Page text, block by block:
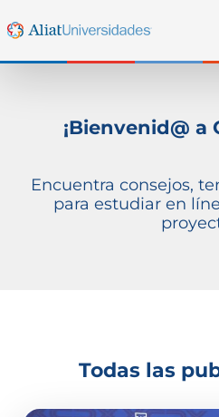
¡Bienvenid@ a
Encuentra consejos,
para estudiar en
Todas las